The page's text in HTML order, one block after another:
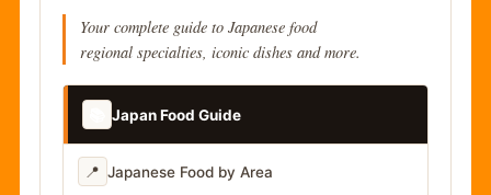
Your complete guide to Japanese food
regional specialties, iconic dishes and more.
Japan Food Guide
📍 Japanese Food by Area